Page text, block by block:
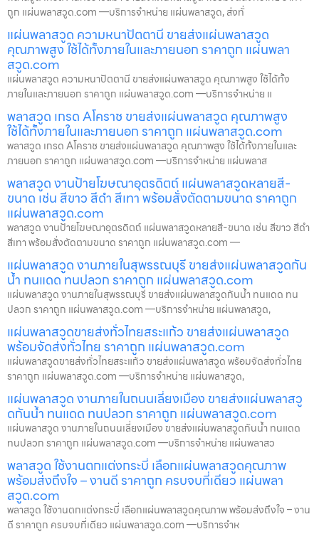
ถูก แผ่นพลาสวูด.com —บริการจำหน่าย แผ่นพลาสวูด, ส่งทั่
แผ่นพลาสวูด ความหนาปัตตานี ขายส่งแผ่นพลาสวูด
คุณภาพสูง ใช้ได้ทั้งภายในและภายนอก ราคาถูก แผ่นพลา
สวูด.com
แผ่นพลาสวูด ความหนาปัตตานี ขายส่งแผ่นพลาสวูด คุณภาพสูง ใช้ได้ทั้ง
ภายในและภายนอก ราคาถูก แผ่นพลาสวูด.com —บริการจำหน่าย แ
พลาสวูด เกรด Aโคราช ขายส่งแผ่นพลาสวูด คุณภาพสูง
ใช้ได้ทั้งภายในและภายนอก ราคาถูก แผ่นพลาสวูด.com
พลาสวูด เกรด Aโคราช ขายส่งแผ่นพลาสวูด คุณภาพสูง ใช้ได้ทั้งภายในและ
ภายนอก ราคาถูก แผ่นพลาสวูด.com —บริการจำหน่าย แผ่นพลาส
พลาสวูด งานป้ายโฆษณาอุตรดิตถ์ แผ่นพลาสวูดหลายสี-
ขนาด เช่น สีขาว สีดำ สีเทา พร้อมสั่งตัดตามขนาด ราคาถูก
แผ่นพลาสวูด.com
พลาสวูด งานป้ายโฆษณาอุตรดิตถ์ แผ่นพลาสวูดหลายสี-ขนาด เช่น สีขาว สีดำ
สีเทา พร้อมสั่งตัดตามขนาด ราคาถูก แผ่นพลาสวูด.com —
แผ่นพลาสวูด งานภายในสุพรรณบุรี ขายส่งแผ่นพลาสวูดกัน
น้ำ ทนแดด ทนปลวก ราคาถูก แผ่นพลาสวูด.com
แผ่นพลาสวูด งานภายในสุพรรณบุรี ขายส่งแผ่นพลาสวูดกันน้ำ ทนแดด ทน
ปลวก ราคาถูก แผ่นพลาสวูด.com —บริการจำหน่าย แผ่นพลาสวูด,
แผ่นพลาสวูดขายส่งทั่วไทยสระแก้ว ขายส่งแผ่นพลาสวูด
พร้อมจัดส่งทั่วไทย ราคาถูก แผ่นพลาสวูด.com
แผ่นพลาสวูดขายส่งทั่วไทยสระแก้ว ขายส่งแผ่นพลาสวูด พร้อมจัดส่งทั่วไทย
ราคาถูก แผ่นพลาสวูด.com —บริการจำหน่าย แผ่นพลาสวูด,
แผ่นพลาสวูด งานภายในถนนเลี่ยงเมือง ขายส่งแผ่นพลาสวู
ดกันน้ำ ทนแดด ทนปลวก ราคาถูก แผ่นพลาสวูด.com
แผ่นพลาสวูด งานภายในถนนเลี่ยงเมือง ขายส่งแผ่นพลาสวูดกันน้ำ ทนแดด
ทนปลวก ราคาถูก แผ่นพลาสวูด.com —บริการจำหน่าย แผ่นพลาสว
พลาสวูด ใช้งานตกแต่งกระบี่ เลือกแผ่นพลาสวูดคุณภาพ
พร้อมส่งถึงใจ – งานดี ราคาถูก ครบจบที่เดียว แผ่นพลา
สวูด.com
พลาสวูด ใช้งานตกแต่งกระบี่ เลือกแผ่นพลาสวูดคุณภาพ พร้อมส่งถึงใจ – งาน
ดี ราคาถูก ครบจบที่เดียว แผ่นพลาสวูด.com —บริการจำห